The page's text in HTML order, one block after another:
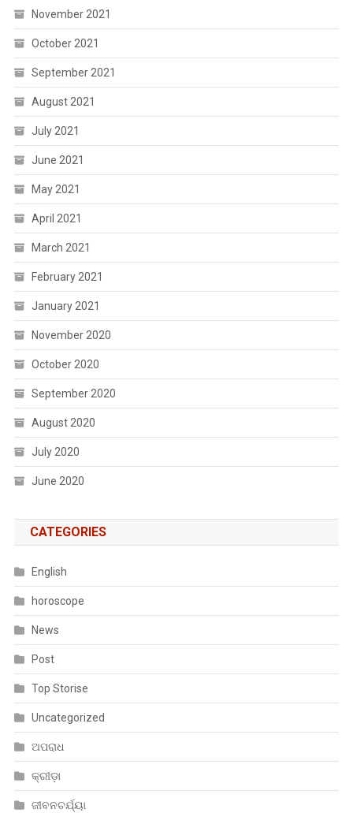
November 2021
October 2021
September 2021
August 2021
July 2021
June 2021
May 2021
April 2021
March 2021
February 2021
January 2021
November 2020
October 2020
September 2020
August 2020
July 2020
June 2020
CATEGORIES
English
horoscope
News
Post
Top Storise
Uncategorized
ଅପରାଧ
କ୍ରୀଡ଼ା
ଜୀବନଚର୍ଯ୍ୟା